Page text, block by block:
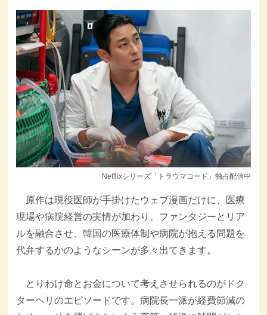
Netflixシリーズ「トラウマコード」独占配信中
原作は現役医師が手掛けたウェブ漫画だけに、医療
現場や病院経営の実情が加わり、ファンタジーとリア
ルを融合させ、韓国の医療体制や病院が抱える問題を
代弁するかのようなシーンが多々出てきます。
とりわけ命とお金について考えさせられるのがドク
ターヘリのエピソードです。病院長一派が経費節減の